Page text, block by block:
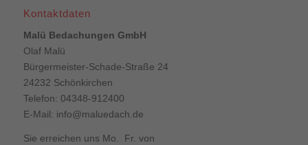
Kontaktdaten
Malü Bedachungen GmbH
Olaf Malü
Bürgermeister-Schade-Straße 24
24232 Schönkirchen
Telefon: 04348-912400
E-Mail: info@maluedach.de
Sie erreichen uns Mo. Fr. von